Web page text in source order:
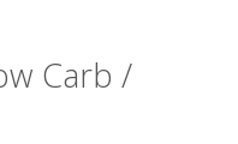
Carb /